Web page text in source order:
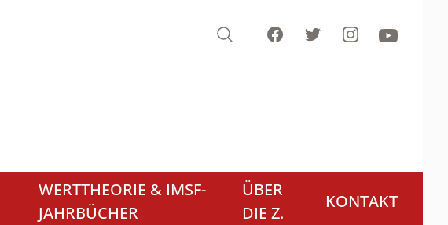
Search FacebookTwitterInstagramYoutube
WERTTHEORIE & IMSF-
JAHRBÜCHER
ÜBER
DIE Z.
KONTAKT